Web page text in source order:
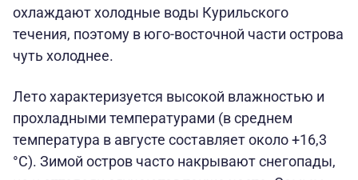
охлаждают холодные воды Курильского
течения, поэтому в юго-восточной части острова
чуть холоднее.
Лето характеризуется высокой влажностью и
прохладными температурами (в среднем
температура в августе составляет около +16,3
°C). Зимой остров часто накрывают снегопады,